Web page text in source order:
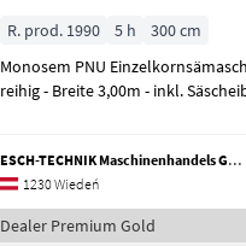
R. prod. 1990 5 h
300 cm
Monosem PNU
reihig - Breite 3,00m - inkl.
ESCH-TECHNIK Maschinenhandels GmbH, Wien
1230 Wiedeń
Dealer Premium Gold